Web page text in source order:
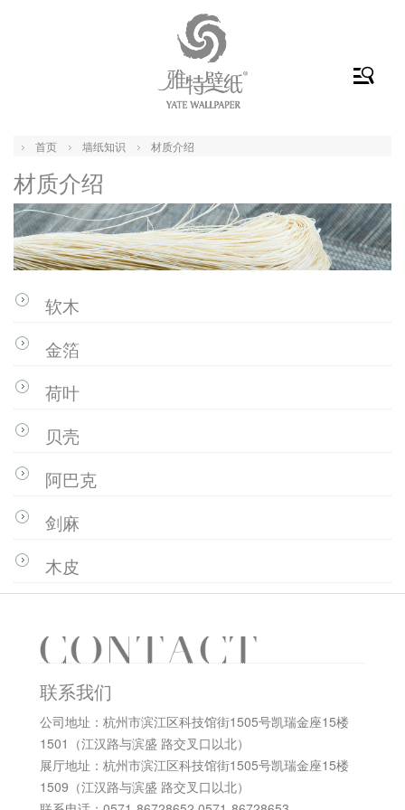
首页 墙纸知识 材质介绍
材质介绍
软木
金箔
荷叶
贝壳
阿巴克
剑麻
木皮
联系我们
公司地址：杭州市滨江区科技馆街1505号凯瑞金座15楼
1501（江汉路与滨盛 路交叉口以北）
展厅地址：杭州市滨江区科技馆街1505号凯瑞金座15楼
1509（江汉路与滨盛 路交叉口以北）